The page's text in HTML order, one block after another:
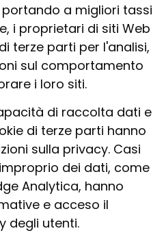
a migliori tassi
i proprietari di siti Web
terze parti per l'analisi,
sul comportamento
i loro siti.
di raccolta dati e
di terze parti hanno
sulla privacy. Casi
dei dati, come
Analytica, hanno
e acceso il
degli utenti.